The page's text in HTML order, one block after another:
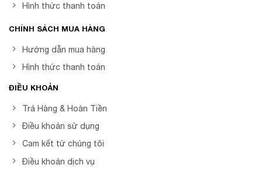
Hình thức thanh toán
CHÍNH SÁCH MUA HÀNG
Hướng dẫn mua hàng
Hình thức thanh toán
ĐIỀU KHOẢN
Trả Hàng & Hoàn Tiền
Điều khoản sử dụng
Cam kết từ chúng tôi
Điều khoản dịch vụ